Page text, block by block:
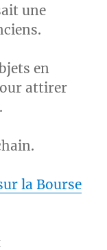
une
en
attirer
la Bourse